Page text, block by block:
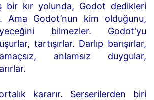
bir kır yolunda, Godot dedikleri
Ama Godot’nun kim olduğunu,
bilmezler. Godot’yu
tartışırlar. Darlıp barışırlar,
anlamsız duygular,
kararır. Serserilerden biri